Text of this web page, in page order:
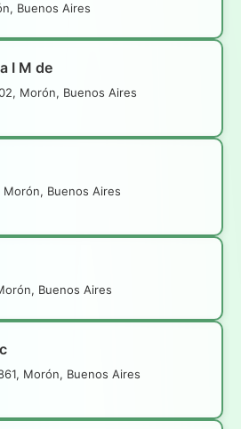
Buenos Aires
I M de
Morón, Buenos Aires
Morón, Buenos Aires
Buenos Aires
Morón, Buenos Aires